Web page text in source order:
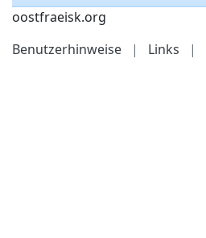
oostfraeisk.org
Benutzerhinweise
| Links |